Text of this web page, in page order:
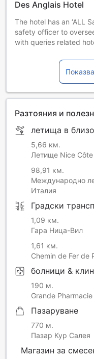
Des Anglais Hotel
The hotel has an ‘ALL
safety officer to
with queries related
Food and beverage
limited or unavailable
property for more
Разтояния и
летища в
5,66 км.
Летище Nice
98,91 км.
Международно
Италия
Градски
1,09 км.
Гара Ница-Вил
1,61 км.
Chemin de Fer de
болници &
190 м.
Grande
Пазаруване
770 м.
Пазар Кур Салея
Магазин за